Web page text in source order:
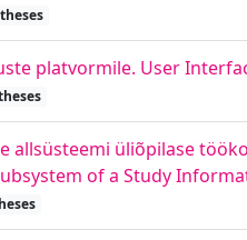
platvormile. User
allsüsteemi üliõpilase
of a Study